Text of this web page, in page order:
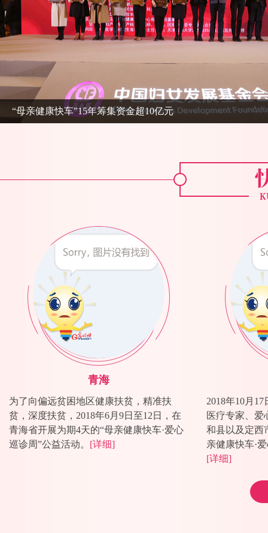
“母亲健康快车”15年筹集资金超10亿元
“母亲健康快车”项目发展阶段性总结
青海
为了向偏远贫困地区健康扶贫，精准扶
贫，深度扶贫，2018年6月9日至12日，在
青海省开展为期4天的“母亲健康快车·爱心
巡诊周”公益活动。 [详细]
2018年10月
医疗专家、爱
和县以及定西
亲健康快车·
[详细]